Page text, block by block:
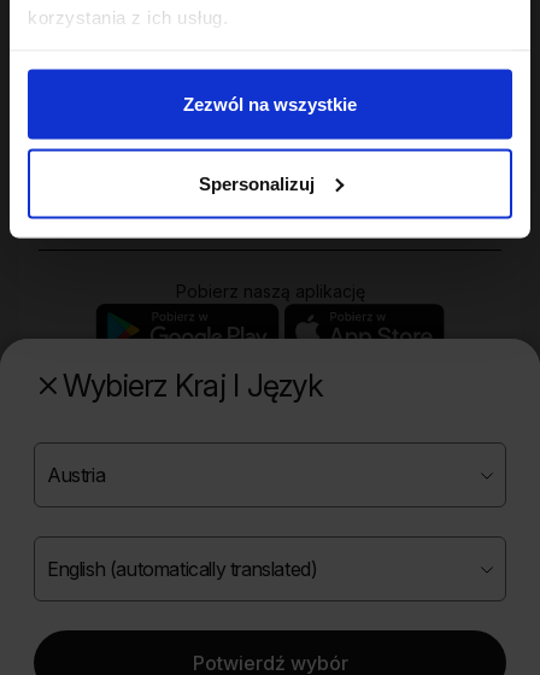
korzystania z ich usług.
Zezwól na wszystkie
Spersonalizuj
Wybierz Kraj I Język
Potwierdź wybór
Sklep
Twoje konto
Pobierz naszą aplikację
Poznaj naszą drugą markę
English (automatically translated)